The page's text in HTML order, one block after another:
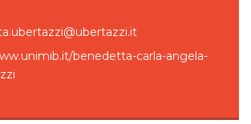
benedetta-carla-angela-